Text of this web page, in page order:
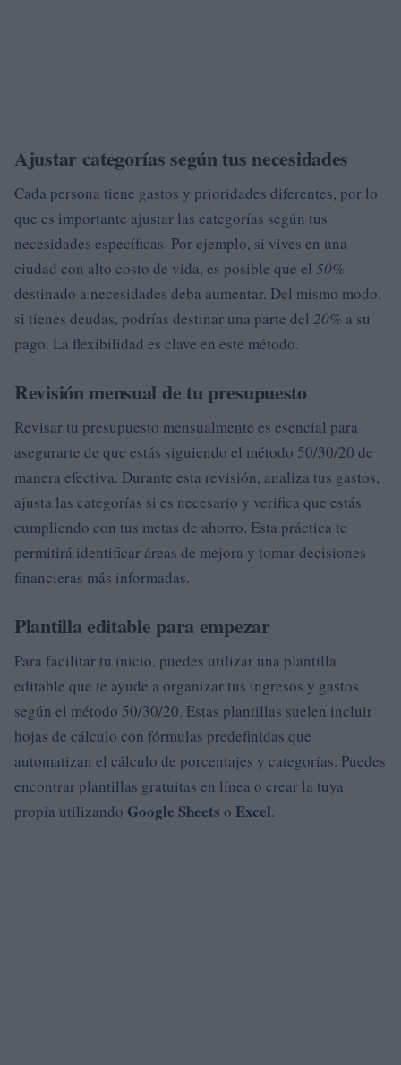
Ajustar categorías según tus necesidades
Cada persona tiene gastos y prioridades diferentes, por lo
que es importante ajustar las categorías según tus
necesidades específicas. Por ejemplo, si vives en una
ciudad con alto costo de vida, es posible que el 50%
destinado a necesidades deba aumentar. Del mismo modo,
si tienes deudas, podrías destinar una parte del 20% a su
pago. La flexibilidad es clave en este método.
Revisión mensual de tu presupuesto
Revisar tu presupuesto mensualmente es esencial para
asegurarte de que estás siguiendo el método 50/30/20 de
manera efectiva. Durante esta revisión, analiza tus gastos,
ajusta las categorías si es necesario y verifica que estás
cumpliendo con tus metas de ahorro. Esta práctica te
permitirá identificar áreas de mejora y tomar decisiones
financieras más informadas.
Plantilla editable para empezar
Para facilitar tu inicio, puedes utilizar una plantilla
editable que te ayude a organizar tus ingresos y gastos
según el método 50/30/20. Estas plantillas suelen incluir
hojas de cálculo con fórmulas predefinidas que
automatizan el cálculo de porcentajes y categorías. Puedes
encontrar plantillas gratuitas en línea o crear la tuya
propia utilizando Google Sheets o Excel.